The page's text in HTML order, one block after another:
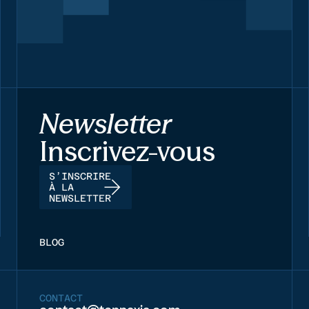
Newsletter
Inscrivez-vous
S’INSCRIRE
À LA
NEWSLETTER
BLOG
CONTACT